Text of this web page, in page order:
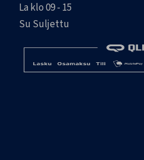
La klo 09 - 15
Su Suljettu